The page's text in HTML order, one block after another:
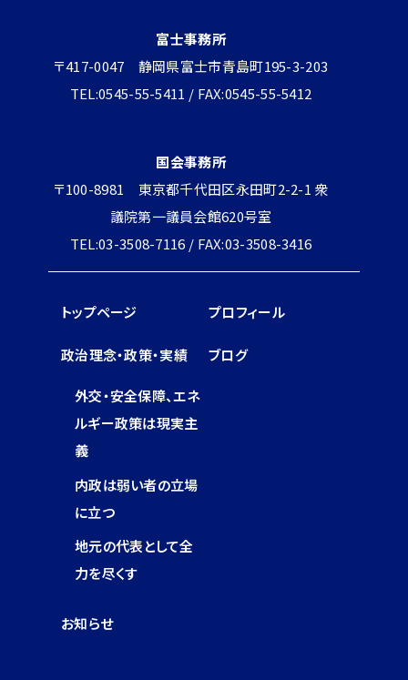
富士事務所
〒417-0047 静岡県富士市青島町195-3-203
TEL:0545-55-5411 / FAX:0545-55-5412
国会事務所
〒100-8981 東京都千代田区永田町2-2-1 衆
議院第一議員会館620号室
TEL:03-3508-7116 / FAX:03-3508-3416
トップページ プロフィール
政治理念・政策・実績
外交・安全保障、エネ
ルギー政策は現実主
義
内政は弱い者の立場
に立つ
地元の代表として全
力を尽くす
ブログ
お知らせ